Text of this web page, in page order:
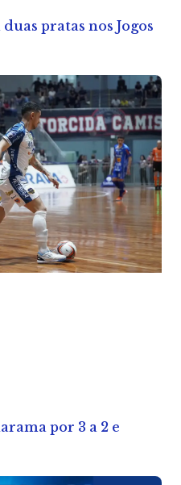
pratas nos Jogos
por 3 a 2 e